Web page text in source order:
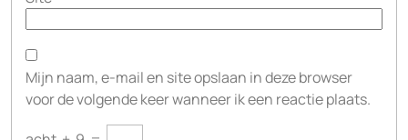
Mijn naam, e-mail en site opslaan in deze browser
voor de volgende keer wanneer ik een reactie plaats.